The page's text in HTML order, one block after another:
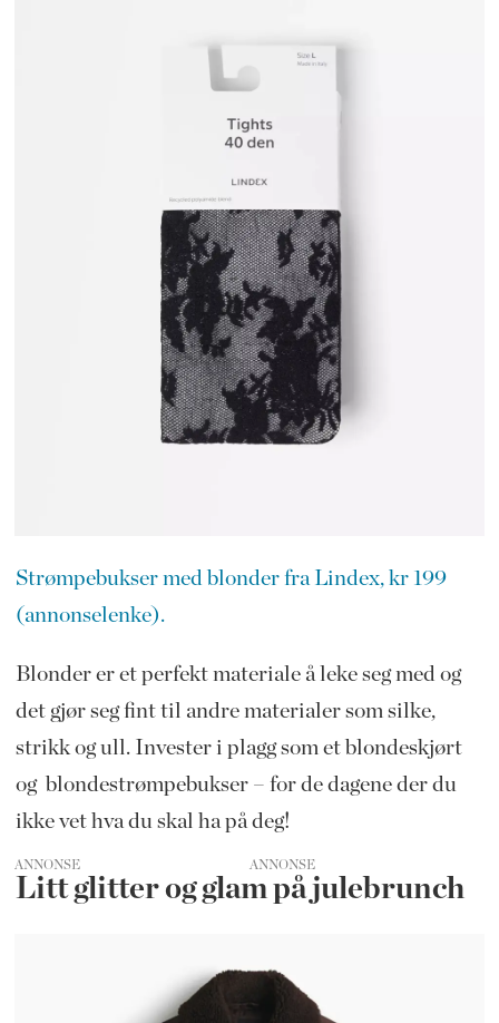
Strømpebukser med blonder fra Lindex, kr 199
(annonselenke).
Blonder er et perfekt materiale å leke seg med og
det gjør seg fint til andre materialer som silke,
strikk og ull. Invester i plagg som et blondeskjørt
og blondestrømpebukser – for de dagene der du
ikke vet hva du skal ha på deg!
ANNONSE
Litt glitter og glam på julebrunch